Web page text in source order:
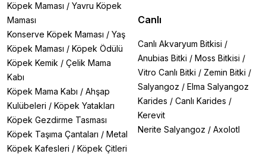
Köpek Maması / Yavru Köpek
Maması
Konserve Köpek Maması / Yaş
Köpek Maması / Köpek Ödülü
Köpek Kemik / Çelik Mama
Kabı
Köpek Mama Kabı / Ahşap
Kulübeleri / Köpek Yatakları
Köpek Gezdirme Tasması
Köpek Taşıma Çantaları / Metal
Köpek Kafesleri / Köpek Çitleri
Canlı
Canlı Akvaryum Bitkisi /
Anubias Bitki / Moss Bitkisi /
Vitro Canlı Bitki / Zemin Bitki /
Salyangoz / Elma Salyangoz
Karides / Canlı Karides /
Kerevit
Nerite Salyangoz / Axolotl